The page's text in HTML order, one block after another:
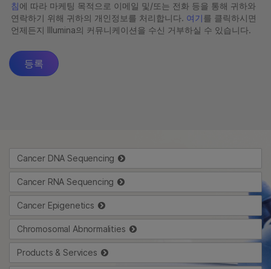
Cancer DNA Sequencing
Cancer RNA Sequencing
Cancer Epigenetics
Chromosomal Abnormalities
Products & Services